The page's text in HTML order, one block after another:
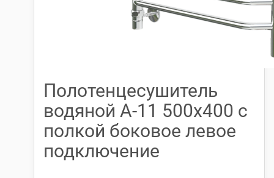
Полотенцесушитель
водяной А-11 500х400 с
полкой боковое левое
подключение